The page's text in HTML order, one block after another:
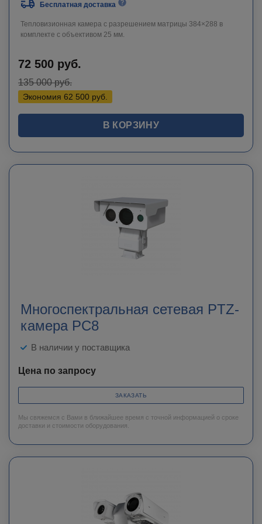
Бесплатная доставка
Тепловизионная камера с разрешением матрицы 384×288 в
комплекте с объективом 25 мм.
72 500 руб.
135 000руб.
Экономия 62 500 руб.
В КОРЗИНУ
Многоспектральная сетевая PTZ-
камера PC8
В наличии у поставщика
Цена по запросу
ЗАКАЗАТЬ
Мы свяжемся с Вами в ближайшее время с точной информацией о сроке
доставки и стоимости оборудования.